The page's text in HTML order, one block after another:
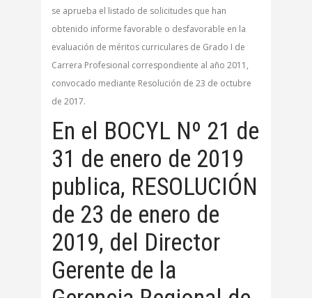
se aprueba el listado de solicitudes que han
obtenido informe favorable o desfavorable en la
evaluación de méritos curriculares de Grado I de
Carrera Profesional correspondiente al año 2011,
convocado mediante Resolución de 23 de octubre
de 2017.
En el BOCYL Nº 21 de
31 de enero de 2019
publica, RESOLUCIÓN
de 23 de enero de
2019, del Director
Gerente de la